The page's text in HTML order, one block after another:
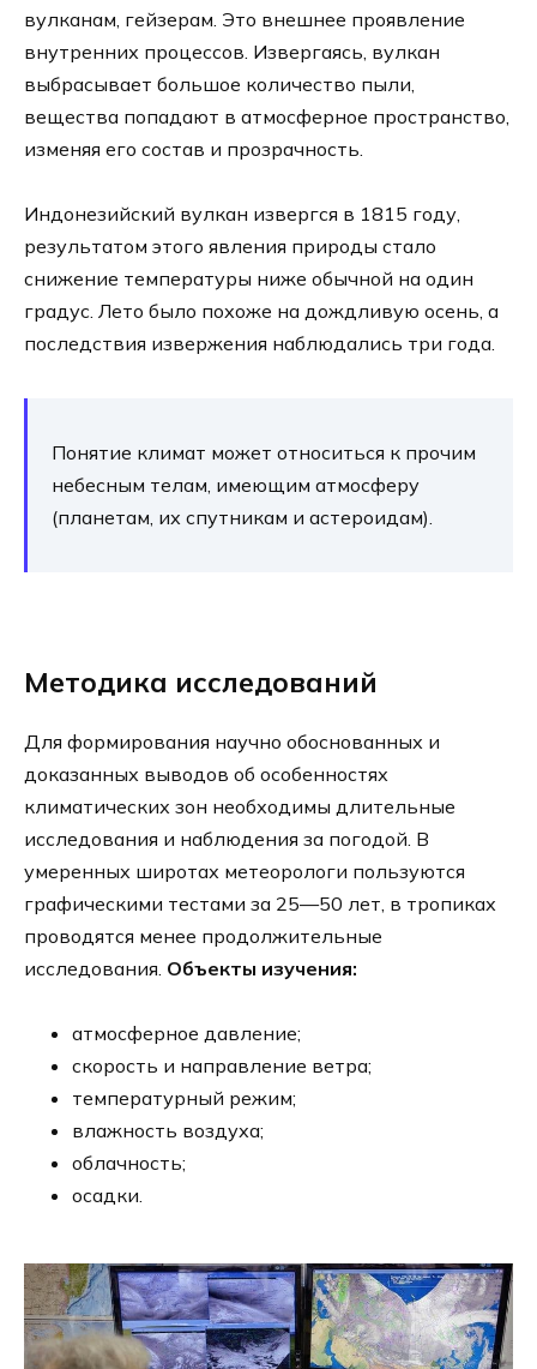
вулканам, гейзерам. Это внешнее проявление
внутренних процессов. Извергаясь, вулкан
выбрасывает большое количество пыли,
вещества попадают в атмосферное пространство,
изменяя его состав и прозрачность.
Индонезийский вулкан извергся в 1815 году,
результатом этого явления природы стало
снижение температуры ниже обычной на один
градус. Лето было похоже на дождливую осень, а
последствия извержения наблюдались три года.
Понятие климат может относиться к прочим
небесным телам, имеющим атмосферу
(планетам, их спутникам и астероидам).
Методика исследований
Для формирования научно обоснованных и
доказанных выводов об особенностях
климатических зон необходимы длительные
исследования и наблюдения за погодой. В
умеренных широтах метеорологи пользуются
графическими тестами за 25—50 лет, в тропиках
проводятся менее продолжительные
исследования. Объекты изучения:
атмосферное давление;
скорость и направление ветра;
температурный режим;
влажность воздуха;
облачность;
осадки.